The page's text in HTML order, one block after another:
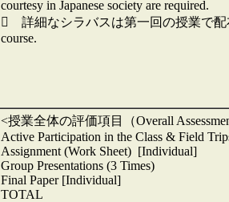
courtesy in Japanese society are required.
 詳細なシラバスは第一回の授業で配布
course.
<授業全体の評価項目
Active Participation in the Class
Assignment (Work Sheet)
Group Presentations (3
Final Paper
TOTAL